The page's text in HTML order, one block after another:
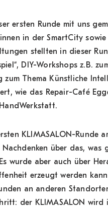
ersten Runde mit uns
in der SmartCity
stellten in dieser
DIY-Workshops z.B.
Thema Künstliche
wie das Repair-Café
KLIMASALON-
über das,
wurde aber auch über
erzeugt werden
an anderen
der KLIMASALON